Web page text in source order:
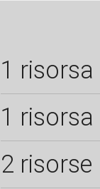
1 risorsa
1 risorsa
2 risorse